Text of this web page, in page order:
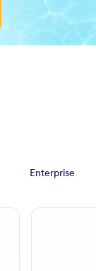
Enterprise